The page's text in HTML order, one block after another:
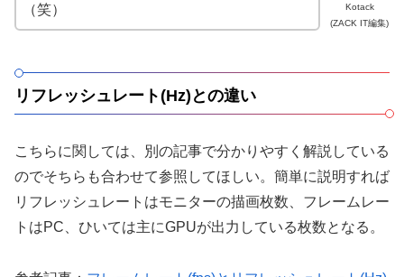
Kotack
(ZACK IT編集)
（笑）
リフレッシュレート(Hz)との違い
こちらに関しては、別の記事で分かりやすく解説している
のでそちらも合わせて参照してほしい。簡単に説明すれば
リフレッシュレートはモニターの描画枚数、フレームレー
トはPC、ひいては主にGPUが出力している枚数となる。